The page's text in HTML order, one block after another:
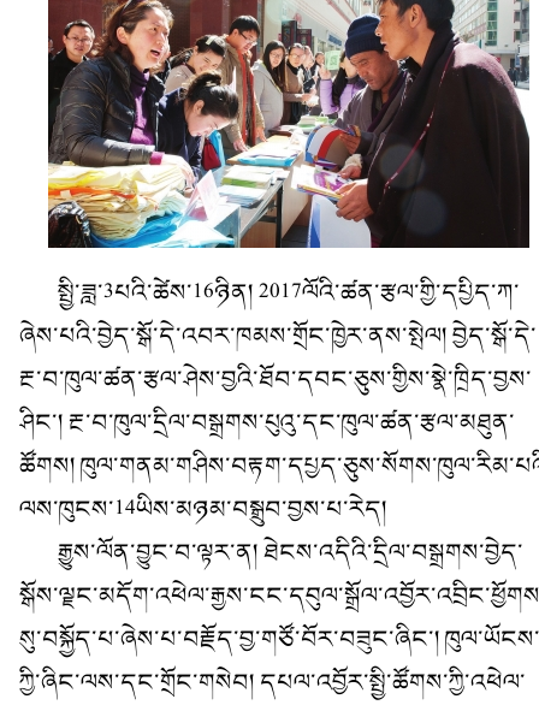
སྤྱི་ཟླ་3པའི་ཚེས་16ཉིན། 2017ལོའི་ཚན་རྩལ་གྱི་དཔྱིད་ཀ་
ཞེས་པའི་བྱེད་སྒོ་དེ་འབར་ཁམས་གྲོང་ཁྱེར་ནས་སྤེལ། བྱེད་སྒོ་དེ་
རྔ་བ་ཁུལ་ཚན་རྩལ་ཤེས་བྱའི་ཐོབ་དབང་ཅུས་གྱིས་སྣེ་ཁྲིད་བྱས་
ཤིང་། རྔ་བ་ཁུལ་དྲིལ་བསྒྲགས་པུའུ་དང་ཁུལ་ཚན་རྩལ་མཐུན་
ཚོགས།
ལས་ཁུངས་14ཡིས་མཉམ་བསྒྲུབ་བྱས་པ་རེད།
རྒྱུས་ལོན་བྱུང་བ་ལྟར་ན། ཐེངས་འདིའི་དྲིལ་བསྒྲགས་བྱེད་
སུ་བསྐྱོད་པ་ཞེས་པ་བརྗོད་བྱ་གཙོ་བོར་བཟུང་ཞིང་། ཁུལ་ཡོངས་
ཀྱི་ཞིང་ལས་དང་གྲོང་གསེབ། དཔལ་འབྱོར་སྤྱི་ཚོགས་ཀྱི་འཕེལ་